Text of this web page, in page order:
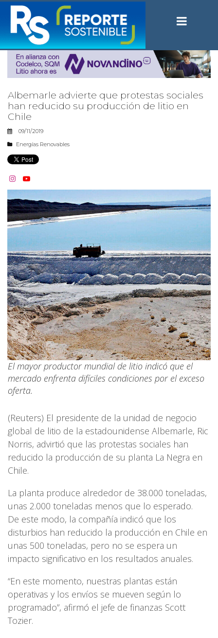
Albemarle advierte que protestas sociales
han reducido su producción de litio en
Chile
09/11/2019
Energías Renovables
 
El mayor productor mundial de litio indicó que el
mercado enfrenta difíciles condiciones por el exceso
oferta.
(Reuters) El presidente de la unidad de negocio
global de litio de la estadounidense Albemarle, Ric
Norris, advirtió que las protestas sociales han
reducido la producción de su planta La Negra en
Chile.
La planta produce alrededor de 38.000 toneladas,
unas 2.000 toneladas menos que lo esperado.
De este modo, la compañía indicó que los
disturbios han reducido la producción en Chile en
unas 500 toneladas, pero no se espera un
impacto significativo en los resultados anuales.
“En este momento, nuestras plantas están
operativas y los envíos se mueven según lo
programado”, afirmó el jefe de finanzas Scott
Tozier.